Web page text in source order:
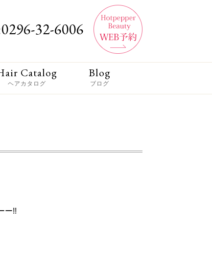
32-6006
Catalog
ヘアカタログ
Blog
ブログ
ー!!